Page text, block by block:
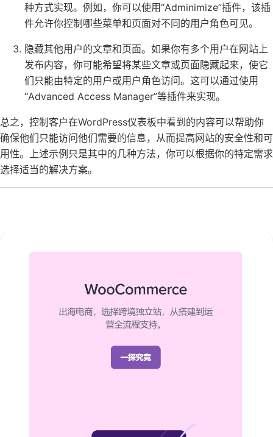
种方式实现。例如，你可以使用“Adminimize”插件，该插
件允许你控制哪些菜单和页面对不同的用户角色可见。
隐藏其他用户的文章和页面。如果你有多个用户在网站上
发布内容，你可能希望将某些文章或页面隐藏起来，使它
们只能由特定的用户或用户角色访问。这可以通过使用
“Advanced Access Manager”等插件来实现。
总之，控制客户在WordPress仪表板中看到的内容可以帮助你
确保他们只能访问他们需要的信息，从而提高网站的安全性和可
用性。上述示例只是其中的几种方法，你可以根据你的特定需求
选择适当的解决方案。